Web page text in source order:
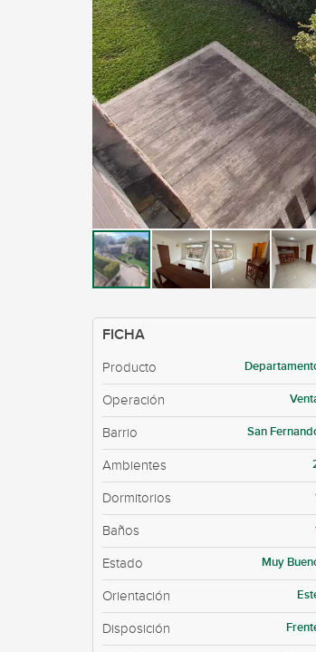
FICHA
Producto
Operación
Barrio San
Ambientes
Dormitorios
Baños
Estado Muy
Orientación
Disposición